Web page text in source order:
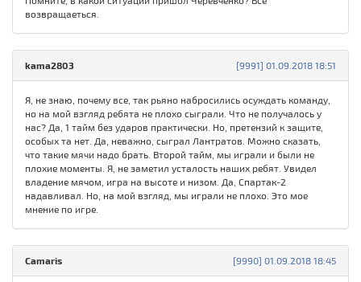
возвращаеться.
[9991] 01.09.2018 18:51
kama2803
Я, не знаю, почему все, так рьяно набросились осуждать команду,
но на мой взгляд ребята не плохо сыграли. Что не получалось у
нас? Да, 1 тайм без ударов практически. Но, претензий к защите,
особых та нет. Да, неважно, сыграл Лантратов. Можно сказать,
что такие мячи надо брать. Второй тайм, мы играли и были не
плохие моменты. Я, не заметил усталость наших ребят. Увидел
владение мячом, игра на высоте и низом. Да, Спартак-2
надавливал. Но, на мой взгляд, мы играли не плохо. Это мое
мнение по игре.
[9990] 01.09.2018 18:45
Camaris